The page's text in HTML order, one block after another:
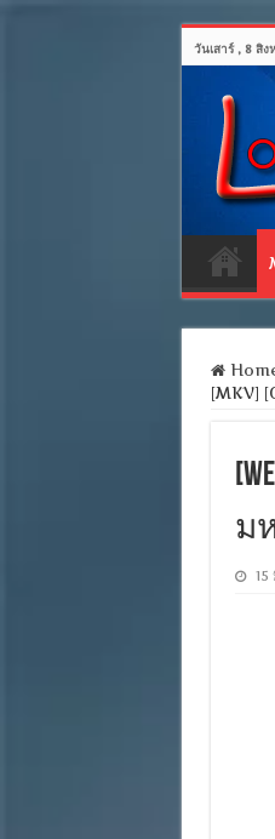
วันเสาร์ , 8 สิ
[MKV]
มห
15